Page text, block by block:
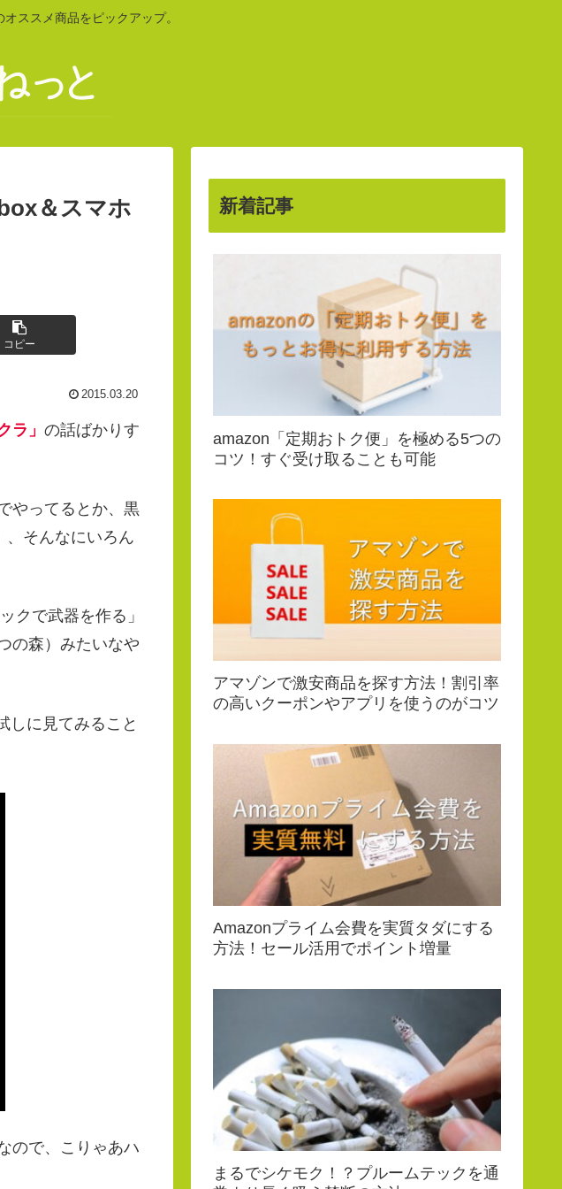
ススメ商品をピックアップ。
＆スマホ
コピー
2015.03.20
ラ」 の話ばかりす
やってるとか、黒
、そんなにいろん
クで武器を作る」
の森）みたいなや
しに見てみること
ので、こりゃあハ
新着記事
amazon「定期おトク便」を極める5つの
コツ！すぐ受け取ることも可能
アマゾンで激安商品を探す方法！割引率
の高いクーポンやアプリを使うのがコツ
Amazonプライム会費を実質タダにする
方法！セール活用でポイント増量
まるでシケモク！？プルームテックを通